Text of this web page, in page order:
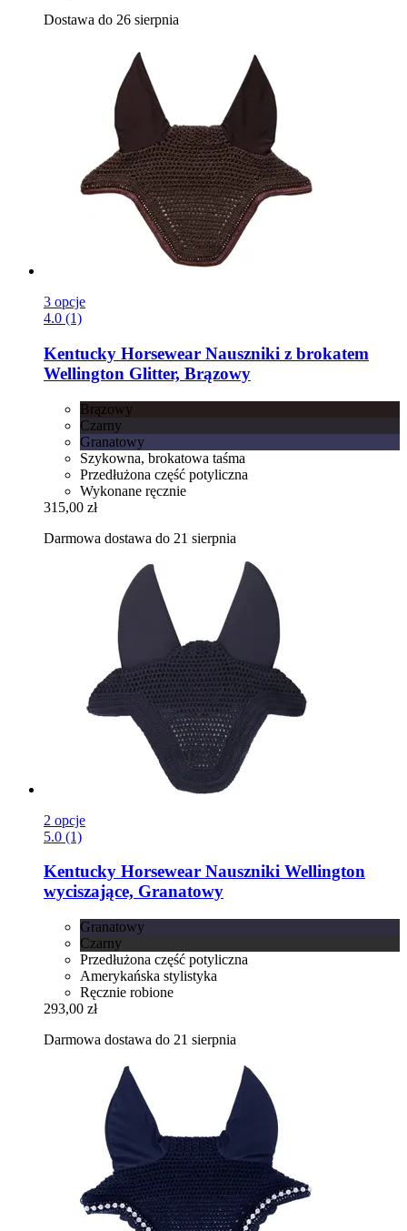
Dostawa do 26 sierpnia
3 opcje
4.0 (1)
Kentucky Horsewear Nauszniki z brokatem
Wellington Glitter, Brązowy
Brązowy
Czarny
Granatowy
Szykowna, brokatowa taśma
Przedłużona część potyliczna
Wykonane ręcznie
315,00 zł
Darmowa dostawa do 21 sierpnia
2 opcje
5.0 (1)
Kentucky Horsewear Nauszniki Wellington
wyciszające, Granatowy
Granatowy
Czarny
Przedłużona część potyliczna
Amerykańska stylistyka
Ręcznie robione
293,00 zł
Darmowa dostawa do 21 sierpnia